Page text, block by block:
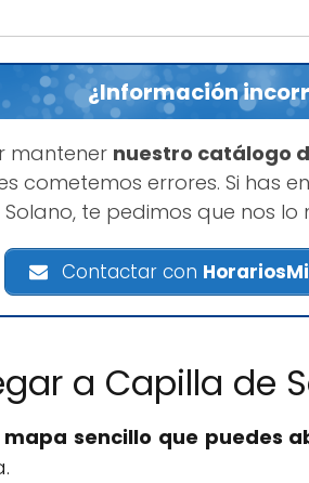
¿Información
mantener nuestro catálogo
cometemos errores. Si has
te pedimos que nos
Contactar con
a Capilla de
mapa sencillo que puedes